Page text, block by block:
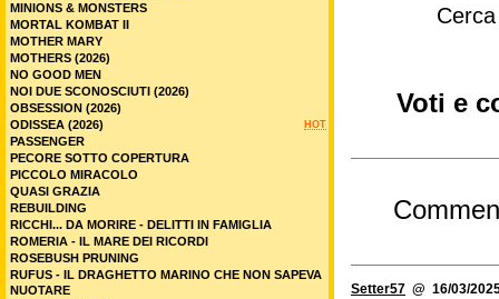
Voti e
Setter57 @ 16/03/
MINIONS & MONSTERS
MORTAL KOMBAT II
MOTHER MARY
MOTHERS (2026)
NO GOOD MEN
NOI DUE SCONOSCIUTI (2026)
OBSESSION (2026)
HOT
ODISSEA (2026)
PASSENGER
PECORE SOTTO COPERTURA
PICCOLO MIRACOLO
QUASI GRAZIA
REBUILDING
RICCHI... DA MORIRE - DELITTI IN FAMIGLIA
ROMERIA - IL MARE DEI RICORDI
ROSEBUSH PRUNING
RUFUS - IL DRAGHETTO MARINO CHE NON SAPEVA
NUOTARE